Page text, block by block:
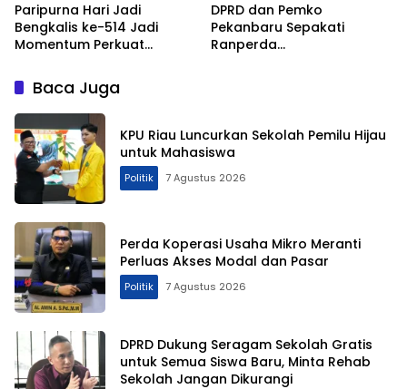
Paripurna Hari Jadi
Bengkalis ke-514 Jadi
Momentum Perkuat
Negeri
DPRD dan Pemko
Pekanbaru Sepakati
Ranperda
Baca Juga
KPU Riau Luncurkan Sekolah Pemilu Hijau
untuk Mahasiswa
Politik 7 Agustus 2026
Perda Koperasi Usaha Mikro Meranti
Perluas Akses Modal dan Pasar
Politik 7 Agustus 2026
DPRD Dukung Seragam Sekolah Gratis
untuk Semua Siswa Baru, Minta Rehab
Sekolah Jangan Dikurangi